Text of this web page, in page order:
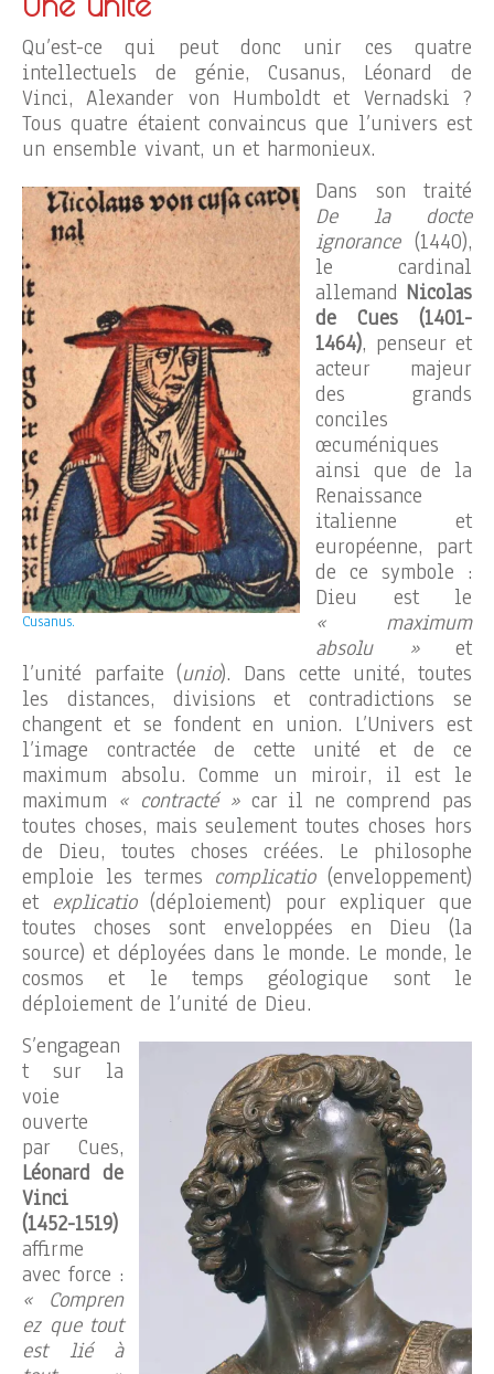
Qu’est-ce qui peut donc unir ces quatre
intellectuels de génie, Cusanus, Léonard de
Vinci, Alexander von Humboldt et Vernadski ?
Tous quatre étaient convaincus que l’univers est
un ensemble vivant, un et harmonieux.
Cusanus.
Dans son traité
De la docte
ignorance(1440),
le cardinal
allemand Nicolas
de Cues (1401-
1464), penseur et
acteur majeur
des grands
conciles
œcuméniques
ainsi que de la
Renaissance
italienne et
européenne, part
de ce symbole :
Dieu est le
« maximum
absolu »et
l’unité parfaite (unio). Dans cette unité, toutes
les distances, divisions et contradictions se
changent et se fondent en union. L’Univers est
l’image contractée de cette unité et de ce
maximum absolu. Comme un miroir, il est le
maximum « contracté »car il ne comprend pas
toutes choses, mais seulement toutes choses hors
de Dieu, toutes choses créées. Le philosophe
emploie les termes complicatio(enveloppement)
et explicatio(déploiement) pour expliquer que
toutes choses sont enveloppées en Dieu (la
source) et déployées dans le monde. Le monde, le
cosmos et le temps géologique sont le
déploiement de l’unité de Dieu.
S’engagean
t sur la
voie
ouverte
par Cues,
Léonard de
Vinci
(1452-1519)
affirme
avec force :
« Compren
ez que tout
est lié à